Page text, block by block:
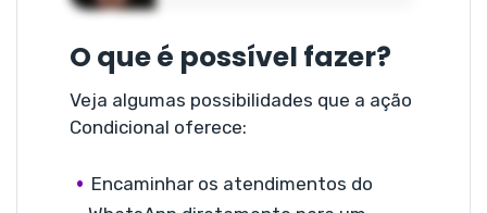
O que é possível fazer?
Veja algumas possibilidades que a ação
Condicional oferece:
Encaminhar os atendimentos do